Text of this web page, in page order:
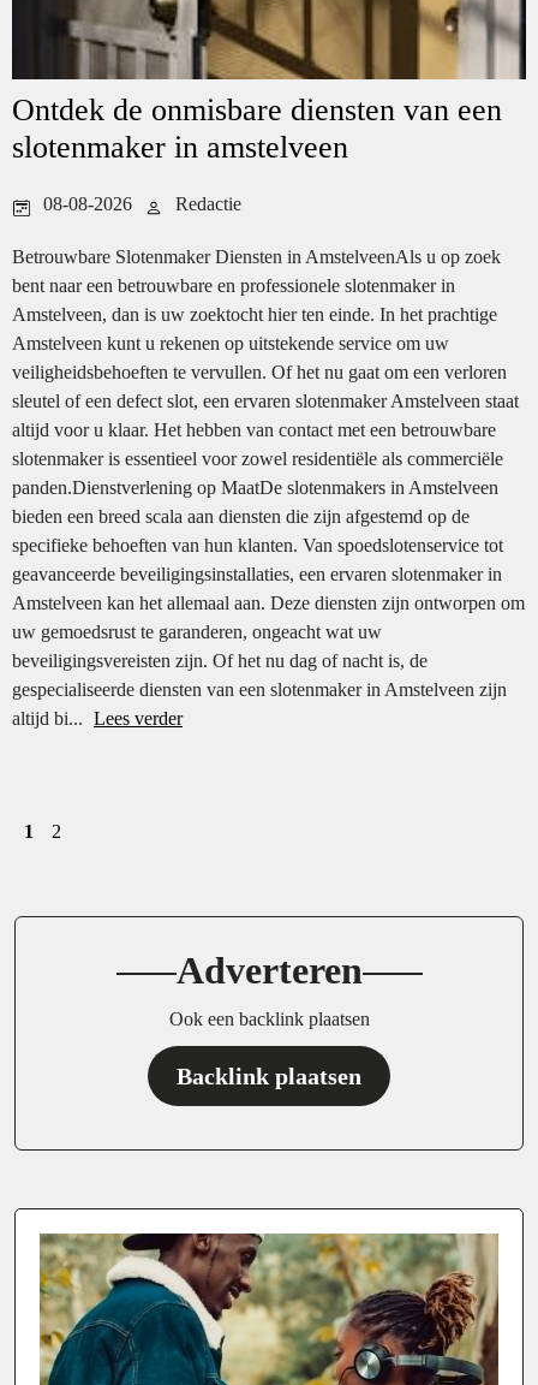
Ontdek de onmisbare diensten van een
slotenmaker in amstelveen
08-08-2026 Redactie
Betrouwbare Slotenmaker Diensten in AmstelveenAls u op zoek
bent naar een betrouwbare en professionele slotenmaker in
Amstelveen, dan is uw zoektocht hier ten einde. In het prachtige
Amstelveen kunt u rekenen op uitstekende service om uw
veiligheidsbehoeften te vervullen. Of het nu gaat om een verloren
sleutel of een defect slot, een ervaren slotenmaker Amstelveen staat
altijd voor u klaar. Het hebben van contact met een betrouwbare
slotenmaker is essentieel voor zowel residentiële als commerciële
panden.Dienstverlening op MaatDe slotenmakers in Amstelveen
bieden een breed scala aan diensten die zijn afgestemd op de
specifieke behoeften van hun klanten. Van spoedslotenservice tot
geavanceerde beveiligingsinstallaties, een ervaren slotenmaker in
Amstelveen kan het allemaal aan. Deze diensten zijn ontworpen om
uw gemoedsrust te garanderen, ongeacht wat uw
beveiligingsvereisten zijn. Of het nu dag of nacht is, de
gespecialiseerde diensten van een slotenmaker in Amstelveen zijn
altijd bi... Lees verder
1 2
Adverteren
Ook een backlink plaatsen
Backlink plaatsen